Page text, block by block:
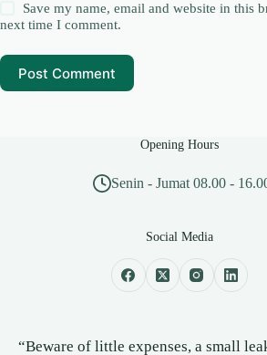
Save my name, email and website in this
next time I comment.
Post Comment
Opening Hours
Senin - Jumat 08.00 -
Social Media
“Beware of little expenses, a small